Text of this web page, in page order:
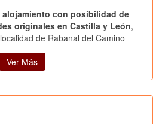
alojamiento con posibilidad de
originales en Castilla y León,
de Rabanal del Camino
Ver Más